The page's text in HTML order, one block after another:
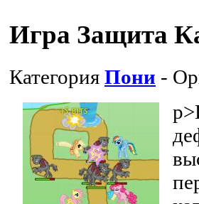
Игра Защита
Категория Пони -